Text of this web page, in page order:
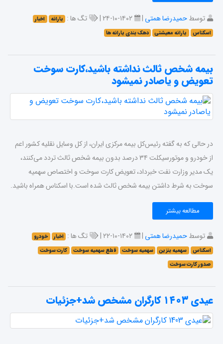
توسطحمیدرضا همتی | ۱۴۰۲-۱۰-۲۴ | تگ ها : یارانه
اخبار
اسکناس
یارانه معیشتی دهک بندی یارانه ها
بیمه شخص ثالث نداشته باشید،کارت سوخت
تعویض و یاصادر نمیشود
در حالی که به گفته رئیس‌کل بیمه مرکزی ایران، از کل وسایل نقلیه کشور اعم
از خودرو و موتورسیکلت ۳۴ درصد بدون بیمه شخص ثالث تردد می‌کنند،
یک مدیر وزارت نفت خبرداد، تعویض کارت سوخت و اختصاص سهمیه
سوخت به شرط داشتن بیمه شخص ثالث شده است.با اسکناس همراه باشید.
مطالعه بیشتر
توسطحمیدرضا همتی | ۱۴۰۲-۱۰-۲۲ | تگ ها : اخبار
خودرو
اسکناس
سهمیه بنزین سهمیه سوخت قطع سهمیه سوخت
کارت سوخت
صدور کارت سوخت
عیدی ۱۴۰۳ کارگران مشخص شد+جزئیات